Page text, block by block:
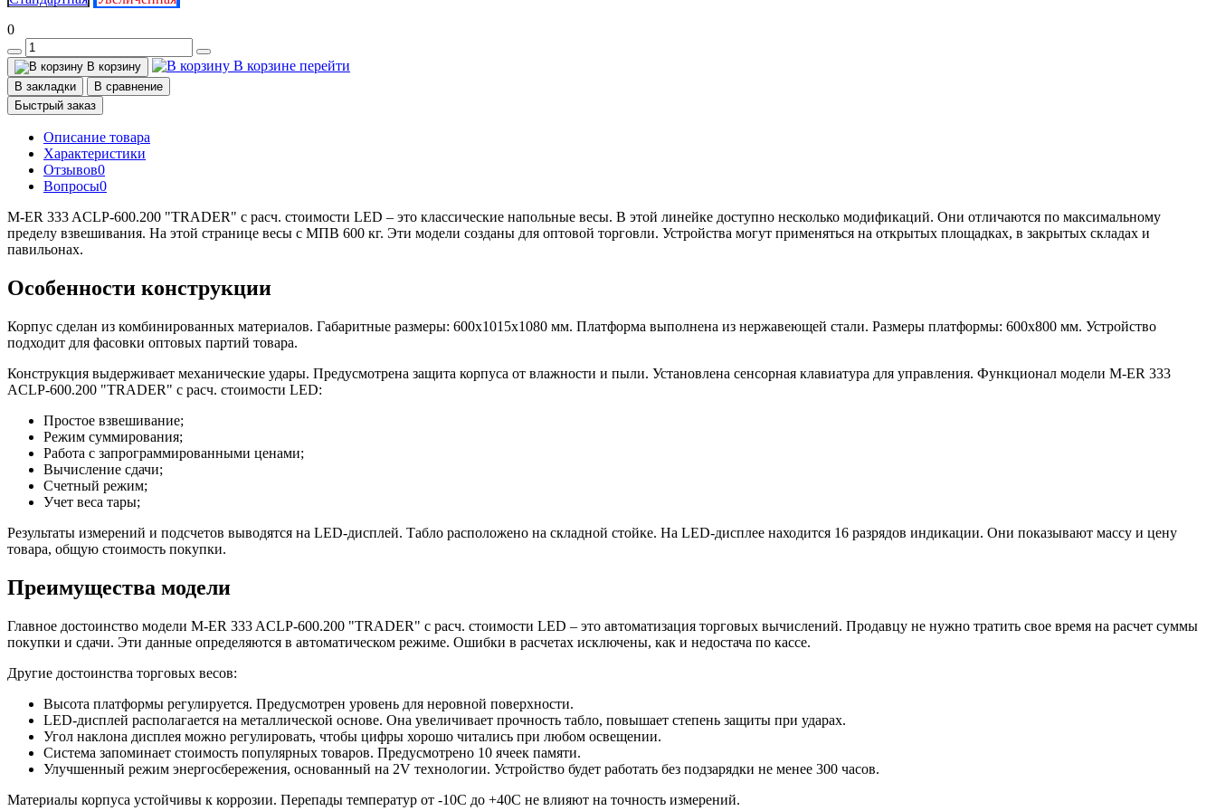
0
В корзину В корзине перейти
В закладки
В сравнение
Быстрый заказ
Описание товара
Характеристики
Отзывов0
Вопросы0
M-ER 333 ACLP-600.200 "TRADER" с расч. стоимости LED – это классические напольные весы. В этой линейке доступно несколько модификаций. Они отличаются по максимальному
пределу взвешивания. На этой странице весы с МПВ 600 кг. Эти модели созданы для оптовой торговли. Устройства могут применяться на открытых площадках, в закрытых складах и
павильонах.
Особенности конструкции
Корпус сделан из комбинированных материалов. Габаритные размеры: 600х1015х1080 мм. Платформа выполнена из нержавеющей стали. Размеры платформы: 600х800 мм. Устройство
подходит для фасовки оптовых партий товара.
Конструкция выдерживает механические удары. Предусмотрена защита корпуса от влажности и пыли. Установлена сенсорная клавиатура для управления. Функционал модели M-ER 333
ACLP-600.200 "TRADER" с расч. стоимости LED:
Простое взвешивание;
Режим суммирования;
Работа с запрограммированными ценами;
Вычисление сдачи;
Счетный режим;
Учет веса тары;
Результаты измерений и подсчетов выводятся на LED-дисплей. Табло расположено на складной стойке. На LED-дисплее находится 16 разрядов индикации. Они показывают массу и цену
товара, общую стоимость покупки.
Преимущества модели
Главное достоинство модели M-ER 333 ACLP-600.200 "TRADER" с расч. стоимости LED – это автоматизация торговых вычислений. Продавцу не нужно тратить свое время на расчет суммы
покупки и сдачи. Эти данные определяются в автоматическом режиме. Ошибки в расчетах исключены, как и недостача по кассе.
Другие достоинства торговых весов:
Высота платформы регулируется. Предусмотрен уровень для неровной поверхности.
LED-дисплей располагается на металлической основе. Она увеличивает прочность табло, повышает степень защиты при ударах.
Угол наклона дисплея можно регулировать, чтобы цифры хорошо читались при любом освещении.
Система запоминает стоимость популярных товаров. Предусмотрено 10 ячеек памяти.
Улучшенный режим энергосбережения, основанный на 2V технологии. Устройство будет работать без подзарядки не менее 300 часов.
Материалы корпуса устойчивы к коррозии. Перепады температур от -10С до +40С не влияют на точность измерений.